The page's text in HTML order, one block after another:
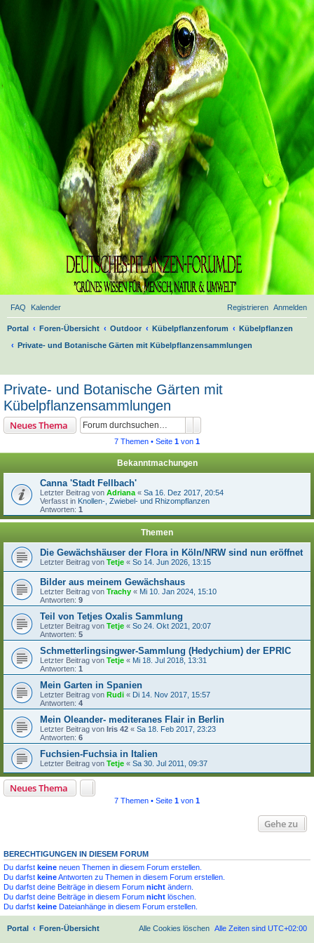
FAQ Kalender Anmelden
Registrieren
Portal Foren-Übersicht Outdoor Kübelpflanzenforum
Kübelpflanzen
Private- und Botanische Gärten mit Kübelpflanzensammlungen
Private- und Botanische Gärten mit
Kübelpflanzensammlungen
Neues Thema
7 Themen • Seite 1 von 1
Bekanntmachungen
Canna 'Stadt Fellbach'
Letzter Beitrag von Adriana « Sa 16. Dez 2017, 20:54
Verfasst in Knollen-, Zwiebel- und Rhizompflanzen
Antworten: 1
Themen
Die Gewächshäuser der Flora in Köln/NRW sind nun eröffnet
Letzter Beitrag von Tetje « So 14. Jun 2026, 13:15
Bilder aus meinem Gewächshaus
Letzter Beitrag von Trachy « Mi 10. Jan 2024, 15:10
Antworten: 9
Teil von Tetjes Oxalis Sammlung
Letzter Beitrag von Tetje « So 24. Okt 2021, 20:07
Antworten: 5
Schmetterlingsingwer-Sammlung (Hedychium) der EPRIC
Letzter Beitrag von Tetje « Mi 18. Jul 2018, 13:31
Antworten: 1
Mein Garten in Spanien
Letzter Beitrag von Rudi « Di 14. Nov 2017, 15:57
Antworten: 4
Mein Oleander- mediteranes Flair in Berlin
Letzter Beitrag von Iris 42 « Sa 18. Feb 2017, 23:23
Antworten: 6
Fuchsien-Fuchsia in Italien
Letzter Beitrag von Tetje « Sa 30. Jul 2011, 09:37
Neues Thema
7 Themen • Seite 1 von 1
Gehe zu
BERECHTIGUNGEN IN DIESEM FORUM
Du darfst keine neuen Themen in diesem Forum erstellen.
Du darfst keineAntworten zu Themen in diesem Forum erstellen.
Du darfst deine Beiträge in diesem Forum nicht ändern.
Du darfst deine Beiträge in diesem Forum nicht löschen.
Du darfst keine Dateianhänge in diesem Forum erstellen.
Portal Foren-Übersicht Alle Zeiten sind UTC+02:00
Alle Cookies löschen